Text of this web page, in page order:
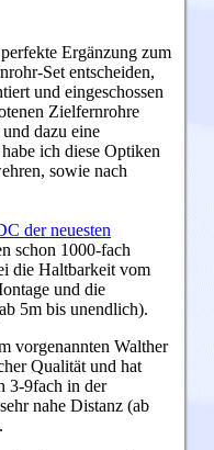
Ergänzung zum
Set entscheiden,
und eingeschossen
Zielfernrohre
dazu eine
ich diese Optiken
sowie nach
der neuesten
schon 1000-fach
die Haltbarkeit vom
und die
5m bis unendlich).
vorgenannten Walther
Qualität und hat
3-9fach in der
nahe Distanz (ab